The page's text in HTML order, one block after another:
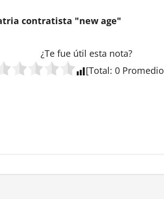
contratista "new age"
¿Te fue útil esta nota?
[Total: 0 Promedio